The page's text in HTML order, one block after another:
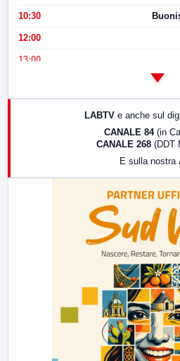
10:30
12:00
13:00
LABTV e anche sul
CANALE 84 (in
CANALE 268 (DDT
E sulla nostra